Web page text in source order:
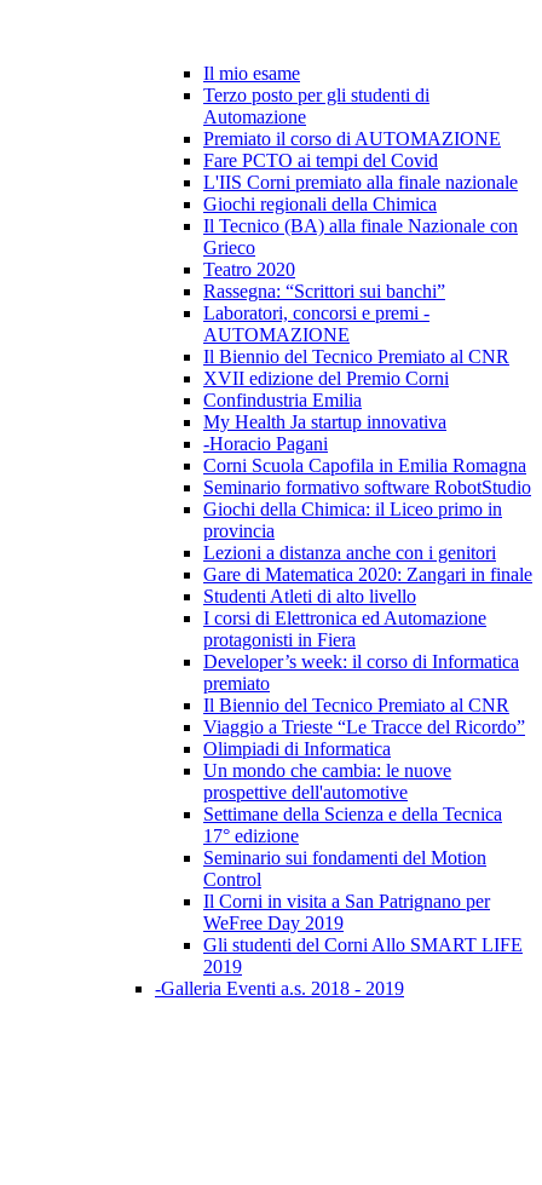
Il mio esame
Terzo posto per gli studenti di
Automazione
Premiato il corso di AUTOMAZIONE
Fare PCTO ai tempi del Covid
L'IIS Corni premiato alla finale nazionale
Giochi regionali della Chimica
Il Tecnico (BA) alla finale Nazionale con
Grieco
Teatro 2020
Rassegna: “Scrittori sui banchi”
Laboratori, concorsi e premi -
AUTOMAZIONE
Il Biennio del Tecnico Premiato al CNR
XVII edizione del Premio Corni
Confindustria Emilia
My Health Ja startup innovativa
-Horacio Pagani
Corni Scuola Capofila in Emilia Romagna
Seminario formativo software RobotStudio
Giochi della Chimica: il Liceo primo in
provincia
Lezioni a distanza anche con i genitori
Gare di Matematica 2020: Zangari in finale
Studenti Atleti di alto livello
I corsi di Elettronica ed Automazione
protagonisti in Fiera
Developer’s week: il corso di Informatica
premiato
Il Biennio del Tecnico Premiato al CNR
Viaggio a Trieste “Le Tracce del Ricordo”
Olimpiadi di Informatica
Un mondo che cambia: le nuove
prospettive dell'automotive
Settimane della Scienza e della Tecnica
17° edizione
Seminario sui fondamenti del Motion
Control
Il Corni in visita a San Patrignano per
WeFree Day 2019
Gli studenti del Corni Allo SMART LIFE
2019
-Galleria Eventi a.s. 2018 - 2019